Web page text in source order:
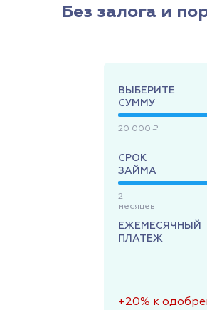
Без залога и
ВЫБЕРИТЕ
СУММУ
20 000 ₽
СРОК
ЗАЙМА
2
месяцев
ЕЖЕМЕСЯЧНЫЙ
ПЛАТЕЖ
+20% к